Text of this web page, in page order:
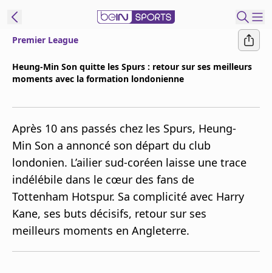
Replays
Podcasts
En Direct
Gérer les
notifications
Contactez nous
Grille TV
beINSPIRED
Premier League
Heung-Min Son quitte les Spurs : retour sur ses meilleurs
moments avec la formation londonienne
Après 10 ans passés chez les Spurs, Heung-
Min Son a annoncé son départ du club
londonien. L’ailier sud-coréen laisse une trace
indélébile dans le cœur des fans de
Tottenham Hotspur. Sa complicité avec Harry
Kane, ses buts décisifs, retour sur ses
meilleurs moments en Angleterre.